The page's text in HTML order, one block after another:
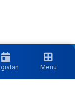
Menu